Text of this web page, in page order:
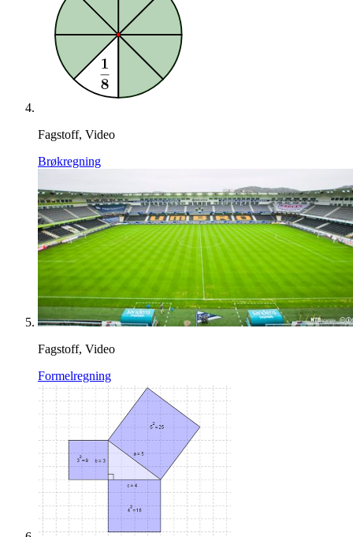
Fagstoff, Video
Brøkregning
Fagstoff, Video
Formelregning